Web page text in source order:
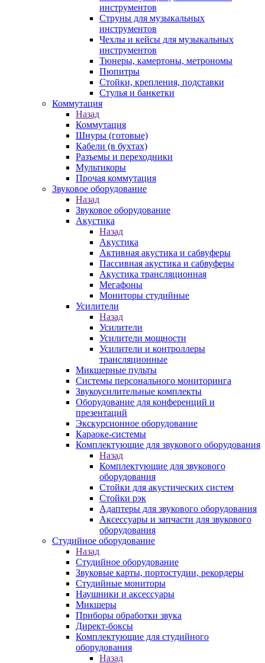
инструментов
Струны для музыкальных
инструментов
Чехлы и кейсы для музыкальных
инструментов
Тюнеры, камертоны, метрономы
Пюпитры
Стойки, крепления, подставки
Стулья и банкетки
Коммутация
Назад
Коммутация
Шнуры (готовые)
Кабели (в бухтах)
Разъемы и переходники
Мультикоры
Прочая коммутация
Звуковое оборудование
Назад
Звуковое оборудование
Акустика
Назад
Акустика
Активная акустика и сабвуферы
Пассивная акустика и сабвуферы
Акустика трансляционная
Мегафоны
Мониторы студийные
Усилители
Назад
Усилители
Усилители мощности
Усилители и контроллеры
трансляционные
Микшерные пульты
Системы персонального мониторинга
Звукоусилительные комплекты
Оборудование для конференций и
презентаций
Экскурсионное оборудование
Караоке-системы
Комплектующие для звукового оборудования
Назад
Комплектующие для звукового
оборудования
Стойки для акустических систем
Стойки рэк
Адаптеры для звукового оборудования
Аксессуары и запчасти для звукового
оборудования
Студийное оборудование
Назад
Студийное оборудование
Звуковые карты, портостудии, рекордеры
Студийные мониторы
Наушники и аксессуары
Микшеры
Приборы обработки звука
Директ-боксы
Комплектующие для студийного
оборудования
Назад